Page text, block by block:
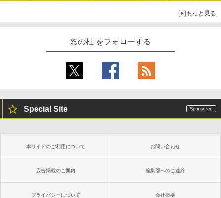
もっと見る
窓の杜 をフォローする
Special Site
本サイトのご利用について お問い合わせ
広告掲載のご案内 編集部へのご連絡
プライバシーについて 会社概要